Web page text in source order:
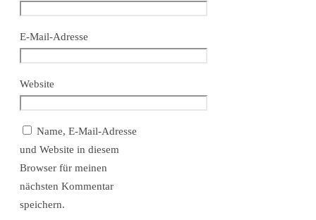
E-Mail-Adresse
Website
Name, E-Mail-Adresse
und Website in diesem
Browser für meinen
nächsten Kommentar
speichern.